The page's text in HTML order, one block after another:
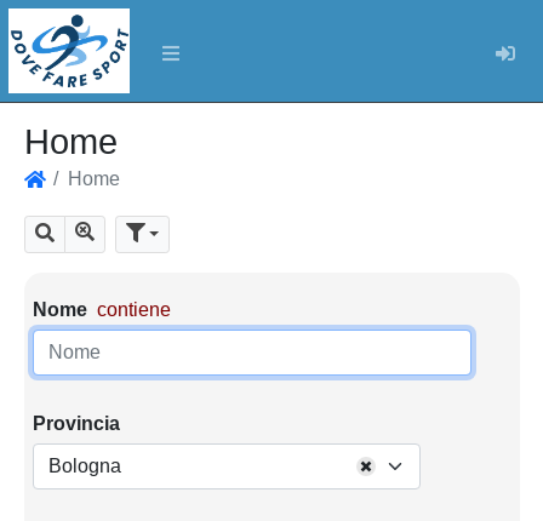
Home
Home
Cerca Mostra tutti i risultati
Parametri di ricerca
Nome contiene
Provincia
Bologna